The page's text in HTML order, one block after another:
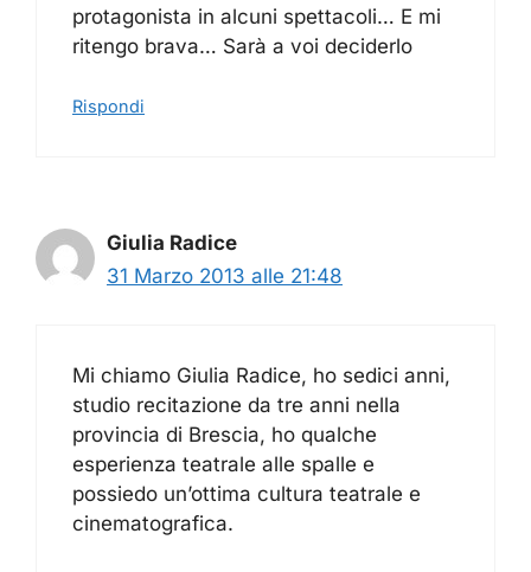
protagonista in alcuni spettacoli… E mi
ritengo brava… Sarà a voi deciderlo
Rispondi
Giulia Radice
31 Marzo 2013 alle 21:48
Mi chiamo Giulia Radice, ho sedici anni,
studio recitazione da tre anni nella
provincia di Brescia, ho qualche
esperienza teatrale alle spalle e
possiedo un’ottima cultura teatrale e
cinematografica.